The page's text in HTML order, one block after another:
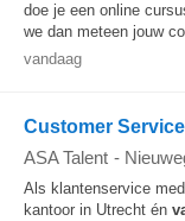
doe je een online
we dan meteen jouw
vandaag
Customer
ASA Talent -
Als klantenservice
kantoor in Utrecht én